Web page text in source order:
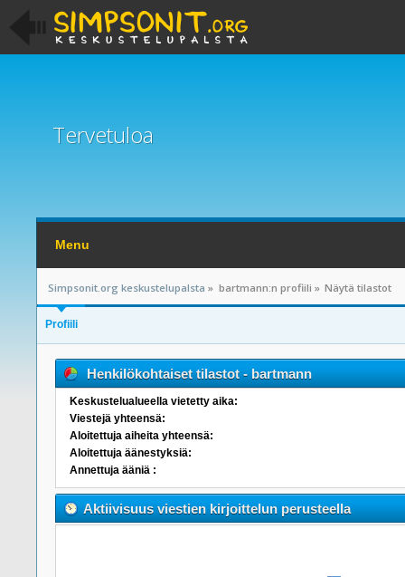
Tervetuloa
Menu
Simpsonit.org keskustelupalsta » bartmann:n profiili » Näytä tilastot
Profiili
Henkilökohtaiset tilastot - bartmann
Keskustelualueella vietetty aika:
Viestejä yhteensä:
Aloitettuja aiheita yhteensä:
Aloitettuja äänestyksiä:
Annettuja ääniä :
Aktiivisuus viestien kirjoittelun perusteella